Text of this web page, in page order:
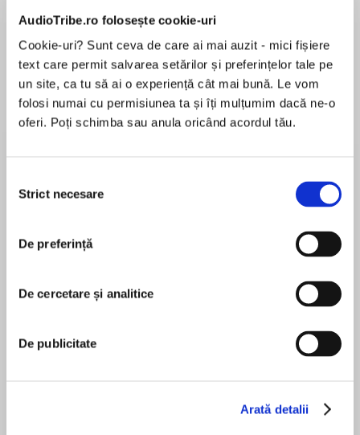
AudioTribe.ro folosește cookie-uri
Cookie-uri? Sunt ceva de care ai mai auzit - mici fișiere
text care permit salvarea setărilor și preferințelor tale pe
un site, ca tu să ai o experiență cât mai bună. Le vom
folosi numai cu permisiunea ta și îți mulțumim dacă ne-o
oferi. Poți schimba sau anula oricând acordul tău.
consimțământului
Strict necesare
De preferință
De cercetare și analitice
De publicitate
Arată detalii
Elita de Argint (Elita
de...
Diavolul se îmbracă de
la...
Migdală
Sohn Won-pyung
Shopaholic fans!’
‘Captivating, glamorous and laugh-out-loud
GIOVANNA FLETCHER A fast-paced, fun-
packed rummage through the ultimate dressing
Lindsey Kelk and Sophie Kinsella.
exclusive London boutique frequented by the
În acest moment nu există recenzii
Rosie Nixon